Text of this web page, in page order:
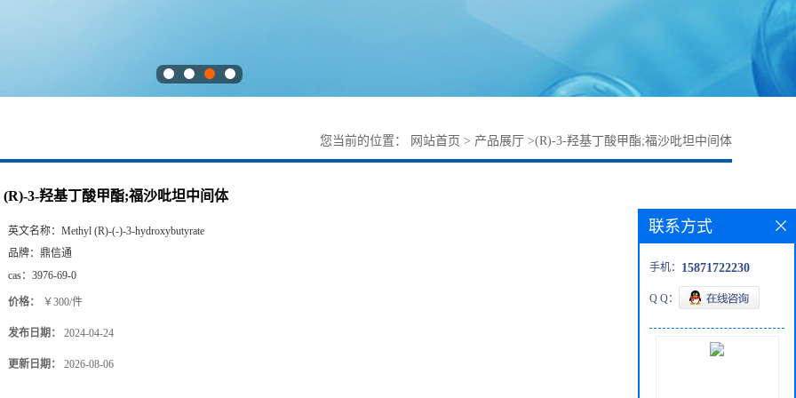
您当前的位置： 网站首页 > 产品展厅 >(R)-3-羟基丁酸甲酯;福沙吡坦中间体
(R)-3-羟基丁酸甲酯;福沙吡坦中间体
英文名称： Methyl (R)-(-)-3-hydroxybutyrate
品牌： 鼎信通
cas： 3976-69-0
价格： ￥300/件
发布日期： 2024-04-24
更新日期： 2026-08-06
联系方式
手机： 15871722230
Q Q：